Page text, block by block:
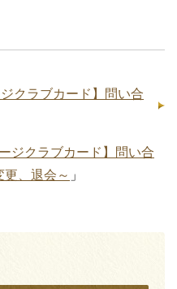
クラブカード】問い合
ジクラブカード】問い合
、退会～ 」